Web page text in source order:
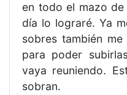
en todo el mazo de
día lo lograré. Ya
sobres también
para poder
vaya reuniendo.
sobran.